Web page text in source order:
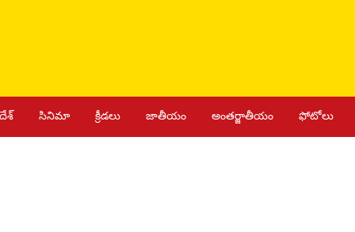
సినిమా క్రీడలు జాతీయం అంతర్జాతీయం ఫోటోలు